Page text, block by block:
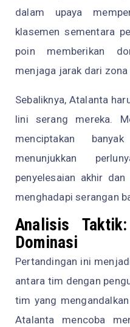
dalam upaya
klasemen sementara
poin memberikan
menjaga jarak dari zona
Sebaliknya, Atalanta
lini serang mereka.
menciptakan
menunjukkan
penyelesaian akhir
menghadapi serangan
Analisis
Dominasi
Pertandingan ini
antara tim dengan
tim yang
Atalanta mencoba